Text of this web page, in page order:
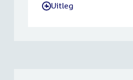
-Uitleg